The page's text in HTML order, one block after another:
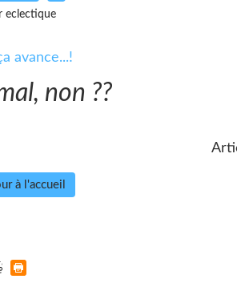
eclectique
non ??
à l'accueil